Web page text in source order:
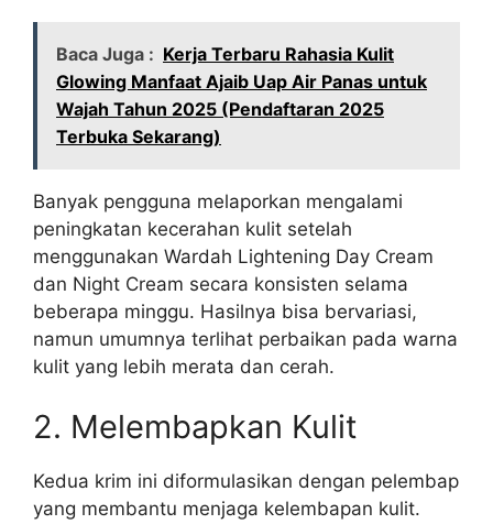
Baca Juga : Kerja Terbaru Rahasia Kulit
Glowing Manfaat Ajaib Uap Air Panas untuk
Wajah Tahun 2025 (Pendaftaran 2025
Terbuka Sekarang)
Banyak pengguna melaporkan mengalami
peningkatan kecerahan kulit setelah
menggunakan Wardah Lightening Day Cream
dan Night Cream secara konsisten selama
beberapa minggu. Hasilnya bisa bervariasi,
namun umumnya terlihat perbaikan pada warna
kulit yang lebih merata dan cerah.
2. Melembapkan Kulit
Kedua krim ini diformulasikan dengan pelembap
yang membantu menjaga kelembapan kulit.